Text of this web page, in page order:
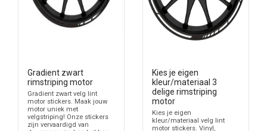
Gradient zwart
rimstriping motor
Gradient zwart velg lint
motor stickers. Maak jouw
motor uniek met
velgstriping! Onze stickers
zijn vervaardigd van
Kies je eigen
kleur/materiaal 3
delige rimstriping
motor
Kies je eigen
kleur/materiaal velg lint
motor stickers. Vinyl,